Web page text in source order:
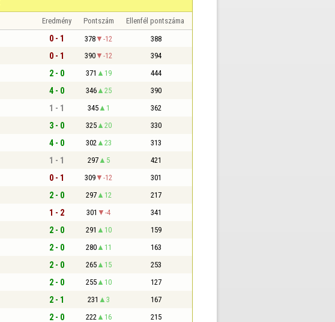
Eredmény Pontszám Ellenfél pontszáma
0 - 1 378 -12 388
0 - 1 390 -12 394
2 - 0 371 19 444
4 - 0 346 25 390
1 - 1 345 1 362
3 - 0 325 20 330
4 - 0 302 23 313
1 - 1 297 5 421
0 - 1 309 -12 301
2 - 0 297 12 217
1 - 2 301 -4 341
2 - 0 291 10 159
2 - 0 280 11 163
2 - 0 265 15 253
2 - 0 255 10 127
2 - 1 231 3 167
2 - 0 222 16 215